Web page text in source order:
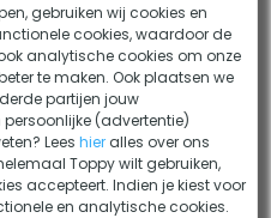
gebruiken wij cookies en
cookies, waardoor de
analytische cookies om onze
te maken. Ook plaatsen we
partijen jouw
(advertentie)
Leeshier alles over ons
Toppy wilt gebruiken,
accepteert. Indien je kiest voor
en analytische cookies.